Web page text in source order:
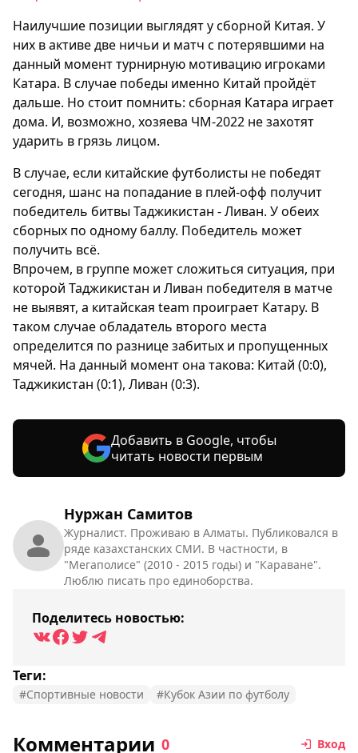
Нуржан Самитов
Журналист. Проживаю в Алматы. Публиковался в
ряде казахстанских СМИ. В частности, в
"Мегаполисе" (2010 - 2015 годы) и "Караване".
Люблю писать про единоборства.
Поделитесь новостью:
Теги:
#Спортивные новости #Кубок Азии по футболу
Наилучшие позиции выглядят у сборной Китая. У
них в активе две ничьи и матч с потерявшими на
данный момент турнирную мотивацию игроками
Катара. В случае победы именно Китай пройдёт
дальше. Но стоит помнить: сборная Катара играет
дома. И, возможно, хозяева ЧМ-2022 не захотят
ударить в грязь лицом.
В случае, если китайские футболисты не победят
сегодня, шанс на попадание в плей-офф получит
победитель битвы Таджикистан - Ливан. У обеих
сборных по одному баллу. Победитель может
получить всё.
Впрочем, в группе может сложиться ситуация, при
которой Таджикистан и Ливан победителя в матче
не выявят, а китайская team проиграет Катару. В
таком случае обладатель второго места
определится по разнице забитых и пропущенных
мячей. На данный момент она такова: Китай (0:0),
Таджикистан (0:1), Ливан (0:3).
Добавить в Google, чтобы
читать новости первым
Комментарии 0 Вход